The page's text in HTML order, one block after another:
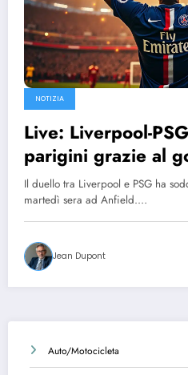
NOTIZIA
Live: Liverpool-
parigini grazie al
Ousmane Dembélé
Il duello tra Liverpool e PSG ha
martedì sera ad Anfield.…
Jean Dupont
Auto/Motocicleta